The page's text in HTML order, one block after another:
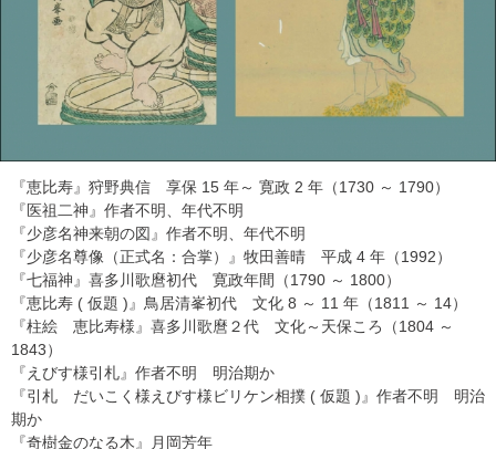
『恵比寿』狩野典信 享保 15 年～ 寛政 2 年（1730 ～ 1790）
『医祖二神』作者不明、年代不明
『少彦名神来朝の図』作者不明、年代不明
『少彦名尊像（正式名：合掌）』牧田善晴 平成 4 年（1992）
『七福神』喜多川歌麿初代 寛政年間（1790 ～ 1800）
『恵比寿 ( 仮題 )』鳥居清峯初代 文化 8 ～ 11 年（1811 ～ 14）
『柱絵 恵比寿様』喜多川歌麿２代 文化～天保ころ（1804 ～
1843）
『えびす様引札』作者不明 明治期か
『引札 だいこく様えびす様ビリケン相撲 ( 仮題 )』作者不明 明治
期か
『奇樹金のなる木』月岡芳年